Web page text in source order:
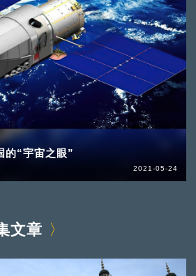
的“宇宙之眼”
2021-05-24
文章